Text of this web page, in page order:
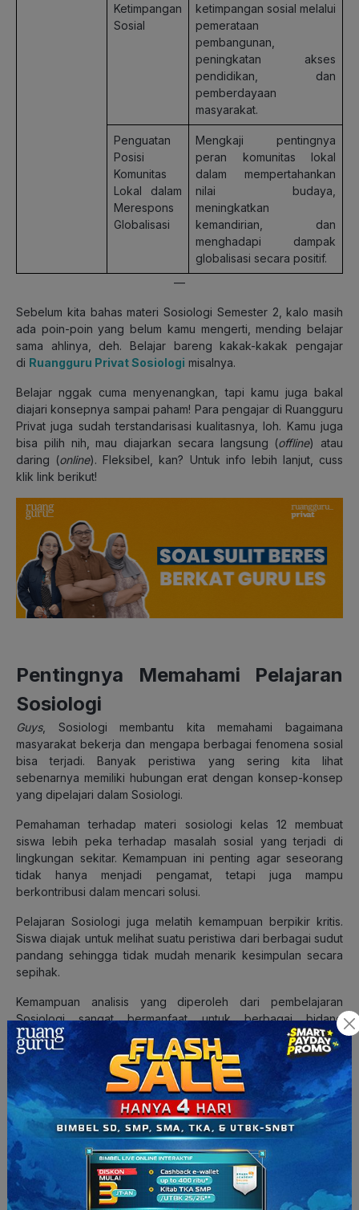
Ketimpangan
Sosial
ketimpangan sosial melalui
pemerataan
pembangunan,
peningkatan akses
pendidikan, dan
pemberdayaan
masyarakat.
Penguatan
Posisi
Komunitas
Lokal dalam
Merespons
Globalisasi
Mengkaji pentingnya
peran komunitas lokal
dalam mempertahankan
nilai budaya,
meningkatkan
kemandirian, dan
menghadapi dampak
globalisasi secara positif.
—
Sebelum kita bahas materi Sosiologi Semester 2, kalo masih
ada poin-poin yang belum kamu mengerti, mending belajar
sama ahlinya, deh. Belajar bareng kakak-kakak pengajar
di Ruangguru Privat Sosiologi misalnya.
Belajar nggak cuma menyenangkan, tapi kamu juga bakal
diajari konsepnya sampai paham! Para pengajar di Ruangguru
Privat juga sudah terstandarisasi kualitasnya, loh. Kamu juga
bisa pilih nih, mau diajarkan secara langsung (offline) atau
daring (online). Fleksibel, kan? Untuk info lebih lanjut, cuss
klik link berikut!
Pentingnya Memahami Pelajaran
Sosiologi
Guys, Sosiologi membantu kita memahami bagaimana
masyarakat bekerja dan mengapa berbagai fenomena sosial
bisa terjadi. Banyak peristiwa yang sering kita lihat
sebenarnya memiliki hubungan erat dengan konsep-konsep
yang dipelajari dalam Sosiologi.
Pemahaman terhadap materi sosiologi kelas 12 membuat
siswa lebih peka terhadap masalah sosial yang terjadi di
lingkungan sekitar. Kemampuan ini penting agar seseorang
tidak hanya menjadi pengamat, tetapi juga mampu
berkontribusi dalam mencari solusi.
Pelajaran Sosiologi juga melatih kemampuan berpikir kritis.
Siswa diajak untuk melihat suatu peristiwa dari berbagai sudut
pandang sehingga tidak mudah menarik kesimpulan secara
sepihak.
Kemampuan analisis yang diperoleh dari pembelajaran
Sosiologi sangat bermanfaat untuk berbagai bidang
pendidikan dan pekerjaan. Banyak jurusan kuliah maupun
profesi yang membutuhkan kemampuan memahami perilaku
manusia dan dinamika sosial.
Sosiologi turut membantu membangun sikap toleransi dan
empati. Pemahaman terhadap keberagaman sosial membuat
seseorang lebih mudah menghargai perbedaan yang ada di
Baca Juga:Rangkuman Materi Sosiologi Kelas 10
Kurikulum Merdeka